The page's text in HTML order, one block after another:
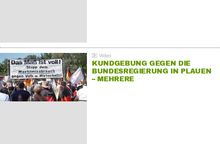
KUNDGEBUNG GEGEN DIE
BUNDESREGIERUNG IN PLAUEN
– MEHRERE